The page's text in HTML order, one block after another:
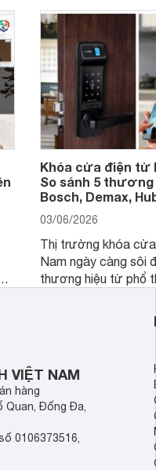
Khóa cửa điện tử
So sánh 5 thương
Bosch, Demax,
03/06/2026
Thị trường khóa
Nam ngày càng sôi
thương hiệu từ phổ
cửa điện tử hãng
sẽ so sánh 5
Demax, Hubert và
VIỆT NAM
hàng
Quan, Đống Đa,
0106373516,